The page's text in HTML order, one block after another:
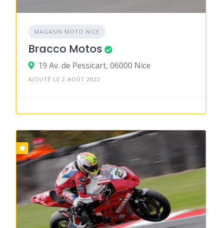
MAGASIN MOTO NICE
Bracco Motos
19 Av. de Pessicart, 06000 Nice
AJOUTÉ LE 2 AOÛT 2022